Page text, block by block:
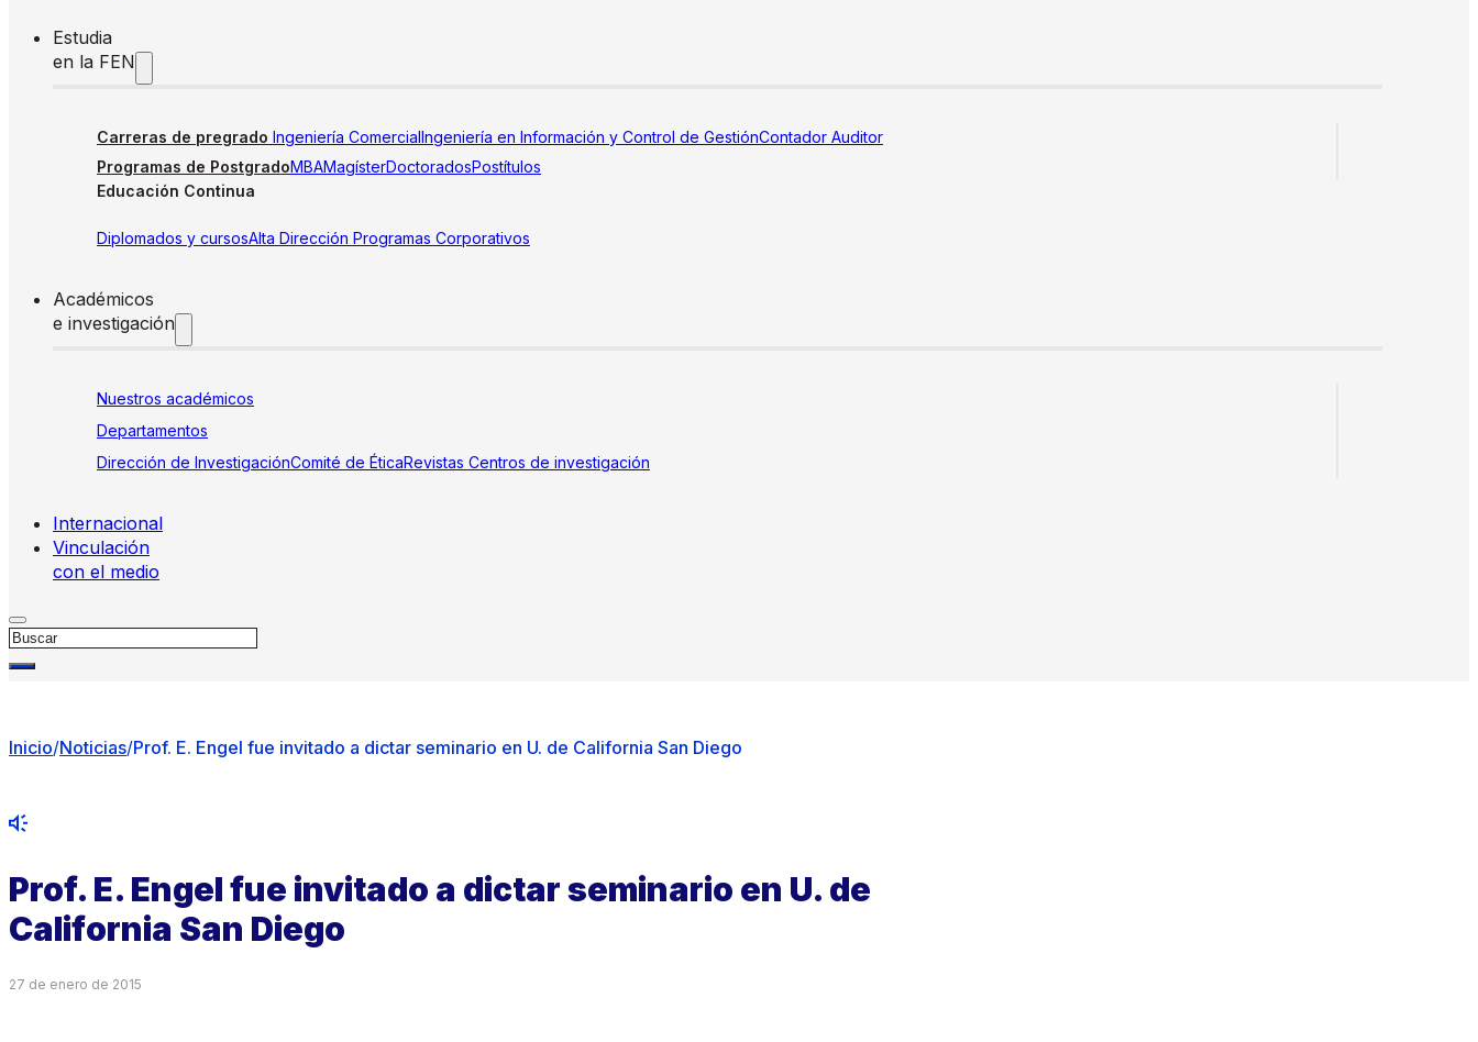
Estudia
en la FEN
Carreras de pregrado Ingeniería ComercialIngeniería en Información y Control de GestiónContador Auditor
Programas de PostgradoMBAMagísterDoctoradosPostítulos
Educación Continua
Diplomados y cursosAlta Dirección Programas Corporativos
Académicos
e investigación
Nuestros académicos
Departamentos
Dirección de InvestigaciónComité de ÉticaRevistas Centros de investigación
Internacional
Vinculación
con el medio
Buscar
Inicio/Noticias/Prof. E. Engel fue invitado a dictar seminario en U. de California San Diego
Prof. E. Engel fue invitado a dictar seminario en U. de
California San Diego
27 de enero de 2015